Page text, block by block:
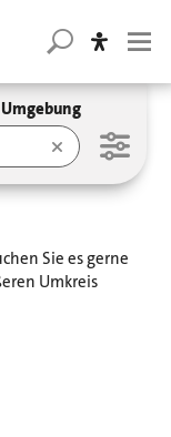
Sie es gerne
Umkreis